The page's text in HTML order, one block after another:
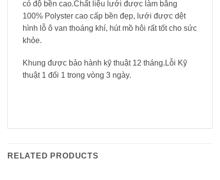
có độ bền cao.Chất liệu lưới được làm bằng
100% Polyster cao cấp bền đẹp, lưới được dệt
hình lỗ ô van thoáng khí, hút mồ hôi rất tốt cho sức
khỏe.
Khung được bảo hành kỹ thuật 12 tháng.Lỗi Kỹ
thuật 1 đổi 1 trong vòng 3 ngày.
RELATED PRODUCTS